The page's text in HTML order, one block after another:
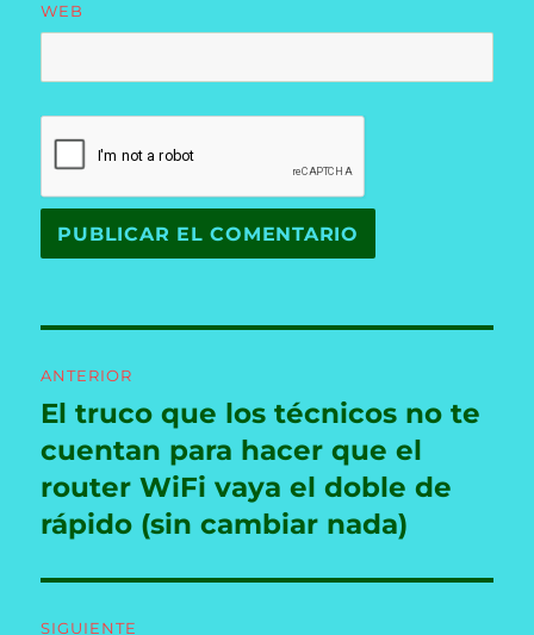
WEB
de
entradas
ANTERIOR
Entrada
anterior:
El truco que los técnicos no te
cuentan para hacer que el
router WiFi vaya el doble de
rápido (sin cambiar nada)
SIGUIENTE